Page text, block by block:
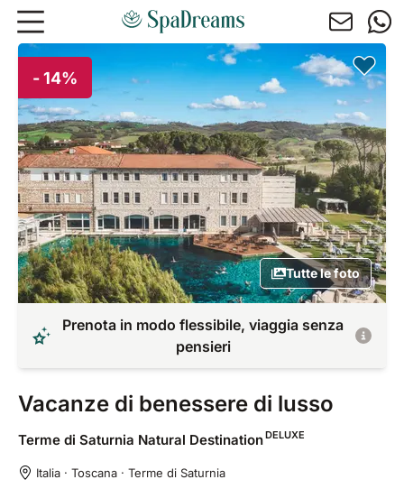
Andare al contenuto principale
- 14%
Tutte le foto
Prenota in modo flessibile, viaggia senza
pensieri
Vacanze di benessere di lusso
Terme di Saturnia Natural DestinationDELUXE
Italia · Toscana · Terme di Saturnia